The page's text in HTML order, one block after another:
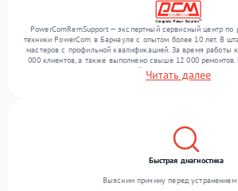
PowerComRemSupport — экспертный сервисный центр
техники PowerCom в Барнауле с опытом более 10 лет. В
мастеров с профильной квалификацией. За время работы
000 клиентов, а также выполнено свыше 12 000
центр поступает от 300 устройств, включая , , . Мы
неисправностей и поддерживаем высокий стандарт
Читать далее
Быстрая диагностика
Выясним причину перед